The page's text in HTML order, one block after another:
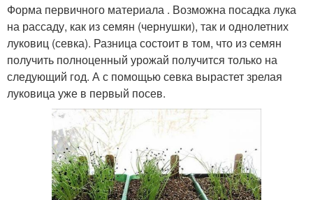
Форма первичного материала . Возможна посадка лука
на рассаду, как из семян (чернушки), так и однолетних
луковиц (севка). Разница состоит в том, что из семян
получить полноценный урожай получится только на
следующий год. А с помощью севка вырастет зрелая
луковица уже в первый посев.